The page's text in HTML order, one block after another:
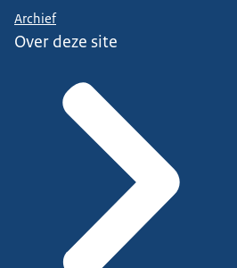
Archief
Over deze site